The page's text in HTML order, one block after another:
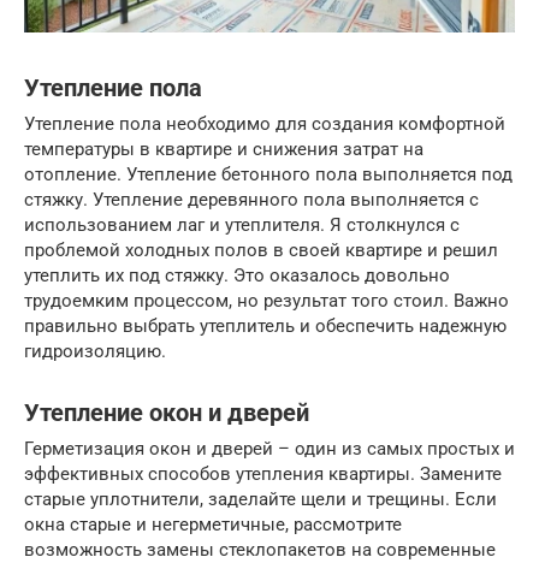
Утепление пола
Утепление пола необходимо для создания комфортной
температуры в квартире и снижения затрат на
отопление. Утепление бетонного пола выполняется под
стяжку. Утепление деревянного пола выполняется с
использованием лаг и утеплителя. Я столкнулся с
проблемой холодных полов в своей квартире и решил
утеплить их под стяжку. Это оказалось довольно
трудоемким процессом, но результат того стоил. Важно
правильно выбрать утеплитель и обеспечить надежную
гидроизоляцию.
Утепление окон и дверей
Герметизация окон и дверей – один из самых простых и
эффективных способов утепления квартиры. Замените
старые уплотнители, заделайте щели и трещины. Если
окна старые и негерметичные, рассмотрите
возможность замены стеклопакетов на современные